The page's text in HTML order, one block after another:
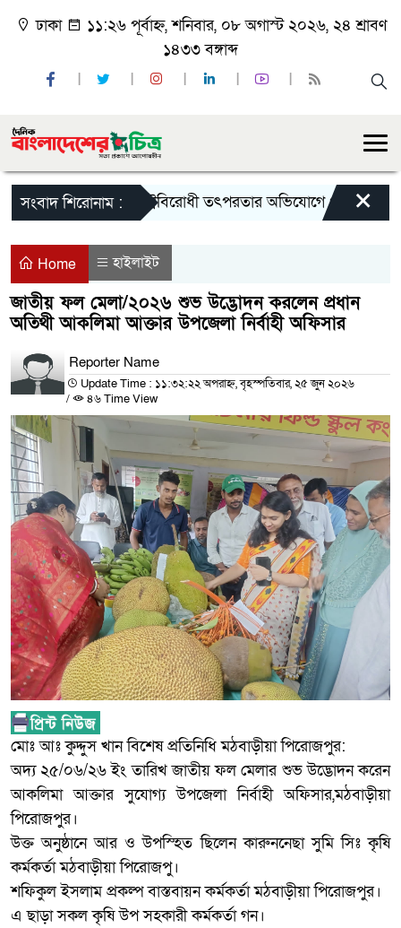
ঢাকা
১১:২৬ পূর্বাহ্ন, শনিবার, ০৮ অগাস্ট ২০২৬, ২৪ শ্রাবণ
১৪৩৩ বঙ্গাব্দ
সংবাদ শিরোনাম :রাষ্ট্রবিরোধী তৎপরতার অভিযোগে পবিপ্রবির
×
Home হাইলাইট
জাতীয় ফল মেলা/২০২৬ শুভ উদ্ভোদন করলেন প্রধান
অতিথী আকলিমা আক্তার উপজেলা নির্বাহী অফিসার
Reporter Name
Update Time : ১১:৩২:২২ অপরাহ্ন, বৃহস্পতিবার, ২৫ জুন ২০২৬
/
৪৬ Time View
মোঃ আঃ কুদ্দুস খান বিশেষ প্রতিনিধি মঠবাড়ীয়া পিরোজপুর:
অদ্য ২৫/০৬/২৬ ইং তারিখ জাতীয় ফল মেলার শুভ উদ্ভোদন করেন
আকলিমা আক্তার সুযোগ্য উপজেলা নির্বাহী অফিসার,মঠবাড়ীয়া
পিরোজপুর।
উক্ত অনুষ্ঠানে আর ও উপস্হিত ছিলেন কারুননেছা সুমি সিঃ কৃষি
কর্মকর্তা মঠবাড়ীয়া পিরোজপু।
শফিকুল ইসলাম প্রকল্প বাস্তবায়ন কর্মকর্তা মঠবাড়ীয়া পিরোজপুর।
এ ছাড়া সকল কৃষি উপ সহকারী কর্মকর্তা গন।